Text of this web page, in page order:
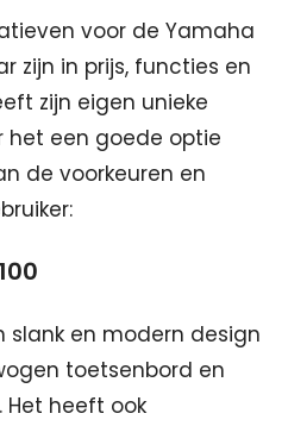
voor de Yamaha
zijn in prijs, functies en
zijn eigen unieke
het een goede optie
de voorkeuren en
slank en modern design
toetsenbord en
Het heeft ook